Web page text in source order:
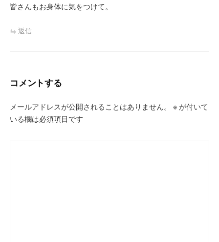
皆さんもお身体に気をつけて。
返信
コメントする
メールアドレスが公開されることはありません。 ※ が付いて
いる欄は必須項目です